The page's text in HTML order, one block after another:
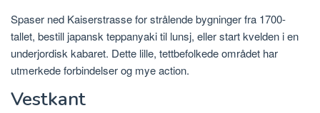
Spaser ned Kaiserstrasse for strålende bygninger fra 1700-
tallet, bestill japansk teppanyaki til lunsj, eller start kvelden i en
underjordisk kabaret. Dette lille, tettbefolkede området har
utmerkede forbindelser og mye action.
Vestkant